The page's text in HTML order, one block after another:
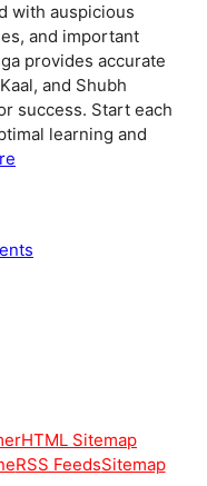
with auspicious
and important
provides accurate
and Shubh
success. Start each
learning and
HTML Sitemap
RSS FeedsSitemap